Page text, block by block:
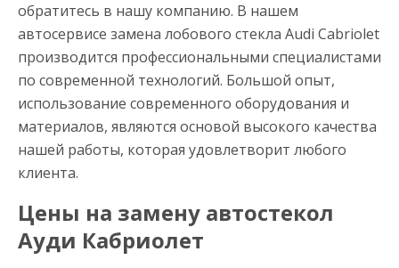
обратитесь в нашу компанию. В нашем
автосервисе замена лобового стекла Audi Cabriolet
производится профессиональными специалистами
по современной технологий. Большой опыт,
использование современного оборудования и
материалов, являются основой высокого качества
нашей работы, которая удовлетворит любого
клиента.
Цены на замену автостекол
Ауди Кабриолет